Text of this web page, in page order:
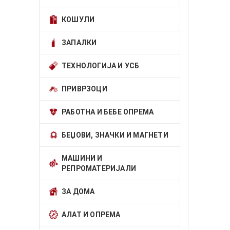
КОШУЛИ
ЗАПАЛКИ
ТЕХНОЛОГИЈА И УСБ
ПРИВРЗОЦИ
РАБОТНА И БЕБЕ ОПРЕМА
БЕЏОВИ, ЗНАЧКИ И МАГНЕТИ
МАШИНИ И
РЕПРОМАТЕРИЈАЛИ
ЗА ДОМА
АЛАТ И ОПРЕМА